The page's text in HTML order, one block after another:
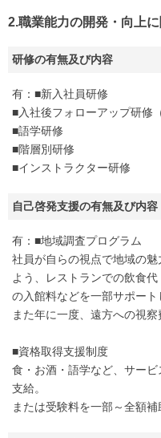
2.職業能力の開発・向上
研修の有無及び内容
有：■新入社員研修
■入社後フォローアップ研修
■語学研修
■階層別研修
■インストラクター研修
自己啓発支援の有無及び内容
有：■地域調査プログラム
社員が自らの視点で地域の
よう、レストランでの飲食
の入館料などを一部サポート
また年に一度、遠方への視察
■資格取得支援制度
食・お酒・語学など、サー
支給。
または受験料を一部～全額補